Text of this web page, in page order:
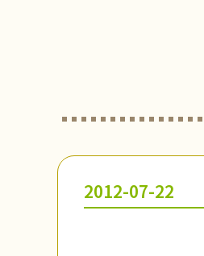
2012-07-22